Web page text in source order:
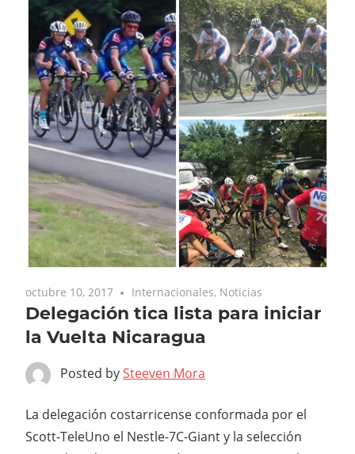
octubre 10, 2017 Internacionales, Noticias
Delegación tica lista para iniciar
la Vuelta Nicaragua
Posted bySteeven Mora
La delegación costarricense conformada por el
Scott-TeleUno el Nestle-7C-Giant y la selección